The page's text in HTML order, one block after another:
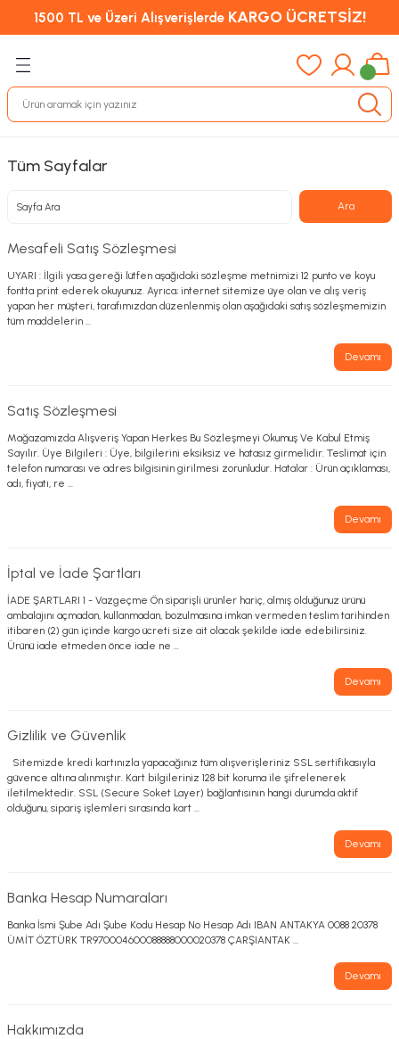
1500 TL ve Üzeri Alışverişlerde KARGO ÜCRETSİZ!
Tüm Sayfalar
Mesafeli Satış Sözleşmesi
UYARI : İlgili yasa gereği lütfen aşağıdaki sözleşme metnimizi 12 punto ve koyu
fontta print ederek okuyunuz. Ayrıca; internet sitemize üye olan ve alış veriş
yapan her müşteri, tarafımızdan düzenlenmiş olan aşağıdaki satış sözleşmemizin
tüm maddelerin ...
Devamı
Satış Sözleşmesi
Mağazamızda Alışveriş Yapan Herkes Bu Sözleşmeyi Okumuş Ve Kabul Etmiş
Sayılır. Üye Bilgileri : Üye, bilgilerini eksiksiz ve hatasız girmelidir. Teslimat için
telefon numarası ve adres bilgisinin girilmesi zorunludur. Hatalar : Ürün açıklaması,
adı, fiyatı, re ...
Devamı
İptal ve İade Şartları
İADE ŞARTLARI 1 - Vazgeçme Ön siparişli ürünler hariç, almış olduğunuz ürünü
ambalajını açmadan, kullanmadan, bozulmasına imkan vermeden teslim tarihinden
itibaren (2) gün içinde kargo ücreti size ait olacak şekilde iade edebilirsiniz.
Ürünü iade etmeden önce iade ne ...
Devamı
Gizlilik ve Güvenlik
Sitemizde kredi kartınızla yapacağınız tüm alışverişleriniz SSL sertifikasıyla
güvence altına alınmıştır. Kart bilgileriniz 128 bit koruma ile şifrelenerek
iletilmektedir. SSL (Secure Soket Layer) bağlantısının hangi durumda aktif
olduğunu, sipariş işlemleri sırasında kart ...
Devamı
Banka Hesap Numaraları
Banka İsmi Şube Adı Şube Kodu Hesap No Hesap Adı IBAN ANTAKYA 0088 20378
ÜMİT ÖZTÜRK TR970004600088888000020378 ÇARŞIANTAK ...
Devamı
Hakkımızda